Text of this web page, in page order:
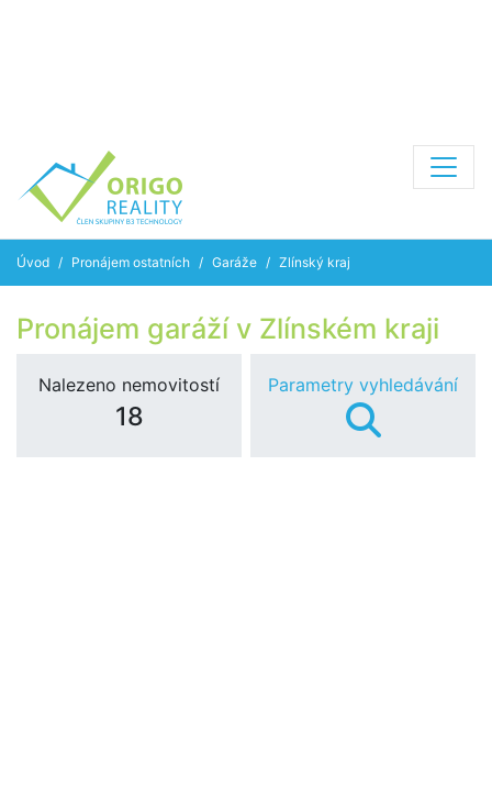
Úvod Pronájem ostatních Garáže Zlínský kraj
Pronájem garáží v Zlínském kraji
Nalezeno nemovitostí
18
Parametry vyhledávání